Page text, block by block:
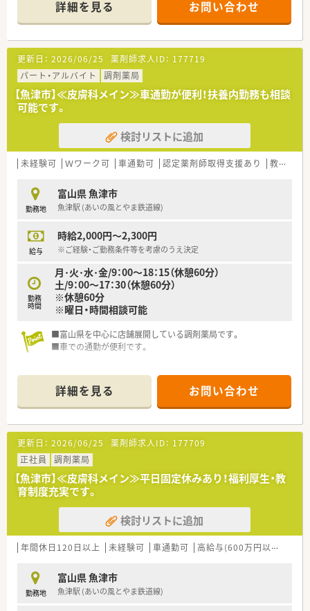
■薬剤師は常時3名体制で事務スタッフも在籍しており、人員配
置にゆとりがあるのが特徴です。
【募集背景と求める人物像について】
■欠員補充に伴う正社員の募集を行っており、チームワークを大
切に働ける方を歓迎しています。
■経験が浅い方やブランクがある方も歓迎しており、前向きに業
務を習得しようとする方を求めています。
■患者様やスタッフに対して思いやりを持ち、円滑なコミュニケ
ーションが取れる方が対象です。
【法人特徴について】
■富山県を中心に広域に店舗を展開し、地域包括ケアシステムを
■現場の声を大切にする風土があり、ボトムアップで意見を吸い
上げる仕組みが整っています。
■従業員のワークライフバランスを重視しており、長く安心して
【求人情報について】
定します。
■住宅手当として家賃の半額補助が出る制度があり、生活コスト
を抑えながら勤務が可能です。
■年間休日は120日前後と充実しており、しっかりと休息を取り
詳細を見る お問い合わせ
更新日： 2026/06/25 薬剤師求人ID： 177719
パート・アルバイト
調剤薬局
【魚津市】≪皮膚科メイン≫車通勤が便利！扶養内勤務も相談
可能です。
検討リストに追加
未経験可 Ｗワーク可 車通勤可 認定薬剤師取得支援あり 教育制度あり
勤務地
富山県 魚津市
魚津駅 (あいの風とやま鉄道線)
給与
時給2,000円～2,300円
※ご経験・ご勤務条件等を考慮のうえ決定
勤務
時間
月･火･水･金/9：00～18：15（休憩60分）
土/9：00～17：30（休憩60分）
※休憩60分
※曜日・時間相談可能
■富山県を中心に店舗展開している調剤薬局です。
■車での通勤が便利です。
詳細を見る お問い合わせ
更新日： 2026/06/25 薬剤師求人ID： 177709
正社員
調剤薬局
【魚津市】≪皮膚科メイン≫平日固定休みあり！福利厚生・教
育制度充実です。
検討リストに追加
年間休日120日以上 未経験可 車通勤可 高給与(600万円以上)
勤務地
富山県 魚津市
魚津駅 (あいの風とやま鉄道線)